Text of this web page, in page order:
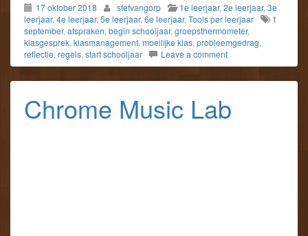
17 oktober 2018 stefvangorp 1e leerjaar, 2e leerjaar, 3e
leerjaar, 4e leerjaar, 5e leerjaar, 6e leerjaar, Tools per leerjaar
1
september, afspraken, begin schooljaar, groepsthermometer,
klasgesprek, klasmanagement, moeilijke klas, probleemgedrag,
reflectie, regels, start schooljaar Leave a comment
Chrome Music Lab